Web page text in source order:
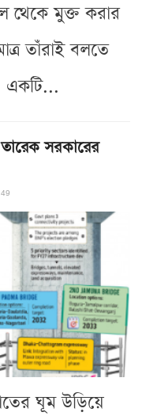
থেকে মুক্ত করার
তাঁরাই বলতে
একটি...
তারেক সরকারের
49
ঘূম উড়িয়ে